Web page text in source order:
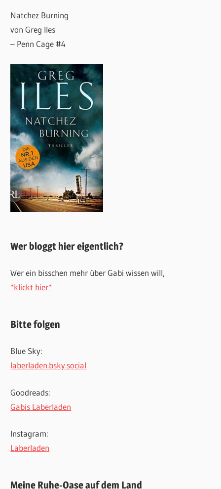
Natchez Burning
von Greg Iles
– Penn Cage #4
Wer bloggt hier eigentlich?
Wer ein bisschen mehr über Gabi wissen will,
*klickt hier*
Bitte folgen
Blue Sky:
laberladen.bsky.social
Goodreads:
Gabis Laberladen
Instagram:
Laberladen
Meine Ruhe-Oase auf dem Land